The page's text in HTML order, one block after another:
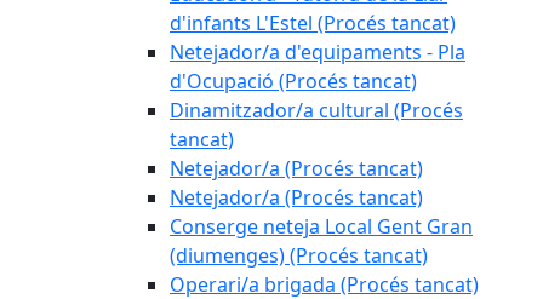
d'infants L'Estel (Procés tancat)
Netejador/a d'equipaments - Pla
d'Ocupació (Procés tancat)
Dinamitzador/a cultural (Procés
tancat)
Netejador/a (Procés tancat)
Netejador/a (Procés tancat)
Conserge neteja Local Gent Gran
(diumenges) (Procés tancat)
Operari/a brigada (Procés tancat)